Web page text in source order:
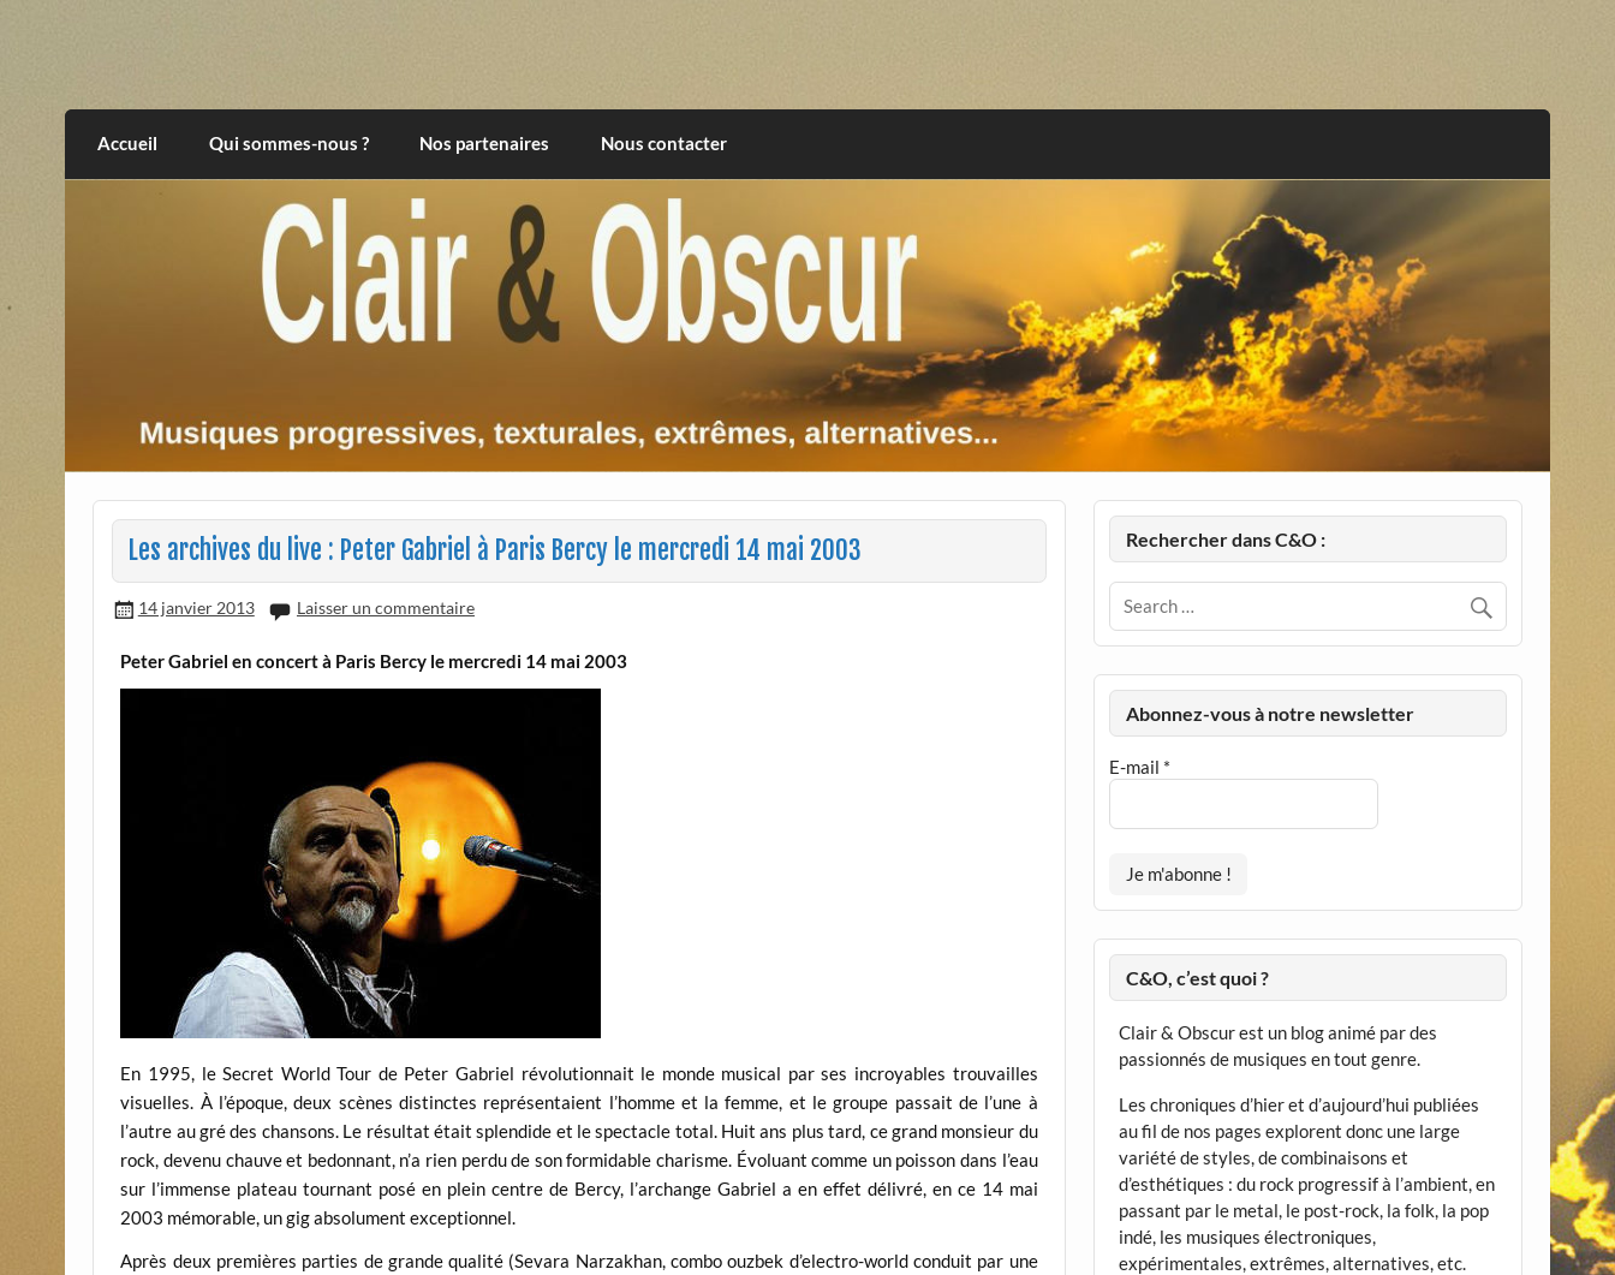
Clair et Obscur
Accueil Qui sommes-nous ? Nos partenaires Nous contacter
Les archives du live : Peter Gabriel à Paris Bercy le mercredi 14 mai 2003
14 janvier 2013 Laisser un commentaire
Peter Gabriel en concert à Paris Bercy le mercredi 14 mai 2003
En 1995, le Secret World Tour de Peter Gabriel révolutionnait le monde musical par ses incroyables trouvailles
visuelles. À l’époque, deux scènes distinctes représentaient l’homme et la femme, et le groupe passait de l’une à
l’autre au gré des chansons. Le résultat était splendide et le spectacle total. Huit ans plus tard, ce grand monsieur du
rock, devenu chauve et bedonnant, n’a rien perdu de son formidable charisme. Évoluant comme un poisson dans l’eau
sur l’immense plateau tournant posé en plein centre de Bercy, l’archange Gabriel a en effet délivré, en ce 14 mai
2003 mémorable, un gig absolu­ment exceptionnel.
Après deux premières parties de grande qualité (Sevara Narzakhan, combo ouzbek d’electro-world conduit par une
Rechercher dans C&O :
Abonnez-vous à notre newsletter
E-mail *
C&O, c’est quoi ?
Clair & Obscur est un blog animé par des
passionnés de musiques en tout genre.
Les chroniques d’hier et d’aujourd’hui publiées
au fil de nos pages explorent donc une large
variété de styles, de combinaisons et
d’esthétiques : du rock progressif à l’ambient, en
passant par le metal, le post-rock, la folk, la pop
indé, les musiques électroniques,
expérimentales, extrêmes, alternatives, etc.